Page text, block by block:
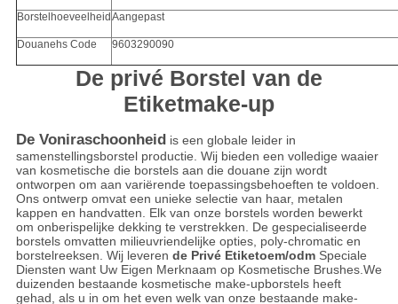
Borstelhoeveelheid Aangepast
Douanehs Code 9603290090
De privé Borstel van de
Etiketmake-up
De Voniraschoonheid is een globale leider in
samenstellingsborstel productie. Wij bieden een volledige waaier
van kosmetische die borstels aan die douane zijn wordt
ontworpen om aan variërende toepassingsbehoeften te voldoen.
Ons ontwerp omvat een unieke selectie van haar, metalen
kappen en handvatten. Elk van onze borstels worden bewerkt
om onberispelijke dekking te verstrekken. De gespecialiseerde
borstels omvatten milieuvriendelijke opties, poly-chromatic en
borstelreeksen. Wij leveren de Privé Etiketoem/odmSpeciale
Diensten want Uw Eigen Merknaam op Kosmetische Brushes.We
duizenden bestaande kosmetische make-upborstels heeft
gehad, als u in om het even welk van onze bestaande make-